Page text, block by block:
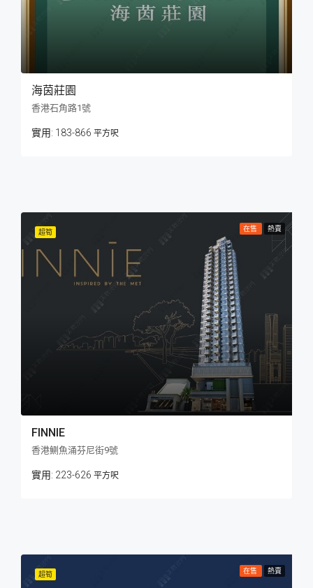
海茵莊園
香港石角路1號
183-866 平方呎
超筍 在售 熱賣
FINNIE
香港鰂魚涌芬尼街9號
223-626 平方呎
超筍 在售 熱賣